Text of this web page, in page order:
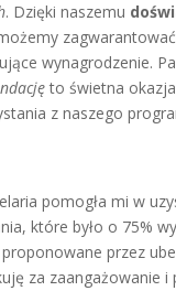
. Dzięki naszemu
wynagrodzenie.
to świetna
z naszego
pomogła mi w
które było o 75%
przez
za zaangażowanie i